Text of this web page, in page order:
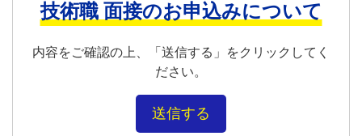
技術職 面接のお申込みについて
内容をご確認の上、「送信する」をクリックしてく
ださい。